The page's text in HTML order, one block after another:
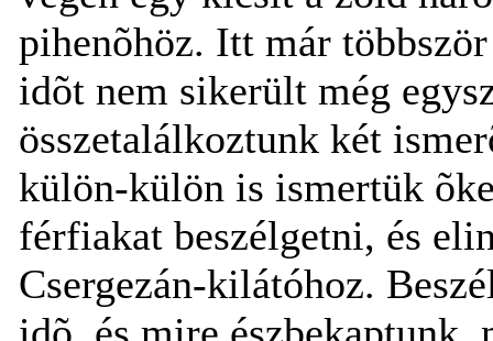
pihenõhöz. Itt már
idõt nem sikerült még
összetalálkoztunk két
külön-külön is ismertük
férfiakat beszélgetni, és
Csergezán-kilátóhoz.